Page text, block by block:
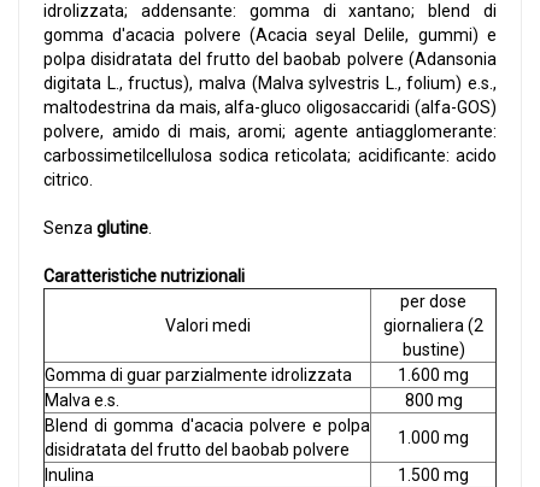
idrolizzata; addensante: gomma di xantano; blend di
gomma d'acacia polvere (Acacia seyal Delile, gummi) e
polpa disidratata del frutto del baobab polvere (Adansonia
digitata L., fructus), malva (Malva sylvestris L., folium) e.s.,
maltodestrina da mais, alfa-gluco oligosaccaridi (alfa-GOS)
polvere, amido di mais, aromi; agente antiagglomerante:
carbossimetilcellulosa sodica reticolata; acidificante: acido
citrico.
Senzaglutine.
Caratteristiche nutrizionali
Valori medi
per dose
giornaliera (2
bustine)
Gomma di guar parzialmente idrolizzata
1.600 mg
Malva e.s.
800 mg
Blend di gomma d'acacia polvere e polpa
disidratata del frutto del baobab polvere
1.000 mg
Inulina
1.500 mg